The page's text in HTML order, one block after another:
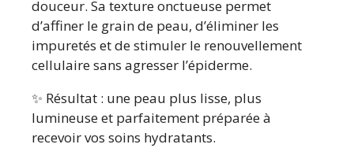
douceur. Sa texture onctueuse permet
d’affiner le grain de peau, d’éliminer les
impuretés et de stimuler le renouvellement
cellulaire sans agresser l’épiderme.
✨ Résultat : une peau plus lisse, plus
lumineuse et parfaitement préparée à
recevoir vos soins hydratants.